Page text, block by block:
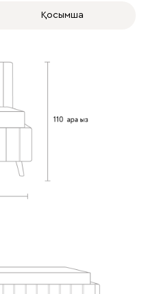
Қосымша